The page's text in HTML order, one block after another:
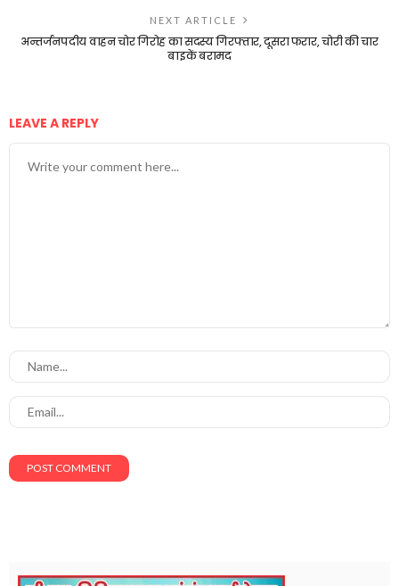
NEXT ARTICLE
अन्तर्जनपदीय वाहन चोर गिरोह का सदस्य गिरफ्तार, दूसरा फरार, चोरी की चार
बाइकें बरामद
LEAVE A REPLY